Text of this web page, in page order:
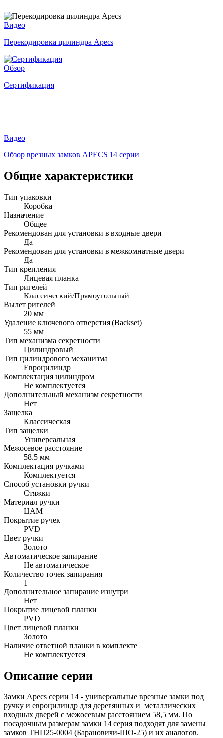
Видео
Перекодировка цилиндра Apecs
Обзор
Сертификация
Видео
Обзор врезных замков APECS 14 серии
Общие характеристики
Тип упаковки
Коробка
Назначение
Общее
Рекомендован для установки в входные двери
Да
Рекомендован для установки в межкомнатные двери
Да
Тип крепления
Лицевая планка
Тип ригелей
Классический/Прямоугольный
Вылет ригелей
20 мм
Удаление ключевого отверстия (Backset)
55 мм
Тип механизма секретности
Цилиндровый
Тип цилиндрового механизма
Евроцилиндр
Комплектация цилиндром
Не комплектуется
Дополнительный механизм секретности
Нет
Защелка
Классическая
Тип защелки
Универсальная
Межосевое расстояние
58.5 мм
Комплектация ручками
Комплектуется
Способ установки ручки
Стяжки
Материал ручки
ЦАМ
Покрытие ручек
PVD
Цвет ручки
Золото
Автоматическое запирание
Не автоматическое
Количество точек запирания
1
Дополнительное запирание изнутри
Нет
Покрытие лицевой планки
PVD
Цвет лицевой планки
Золото
Наличие ответной планки в комплекте
Не комплектуется
Описание серии
Замки Apecs серии 14 - универсальные врезные замки под
ручку и евроцилиндр для деревянных и металлических
входных дверей с межосевым расстоянием 58,5 мм. По
посадочным размерам замки 14 серия подходят для замены
замков ТНП25-0004 (Барановичи-ШО-25) и их аналогов.